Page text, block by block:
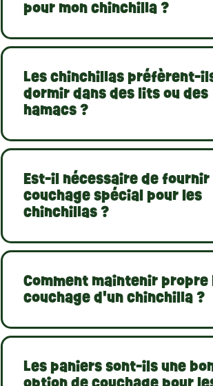
pour mon chinchilla ?
Les chinchillas préfèrent-
dormir dans des lits ou des
hamacs ?
Est-il nécessaire de fournir
couchage spécial pour les
chinchillas ?
Comment maintenir propre
couchage d'un chinchilla ?
Les paniers sont-ils une
option de couchage pour